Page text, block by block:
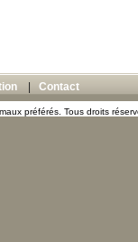
Contact
préférés. Tous droits